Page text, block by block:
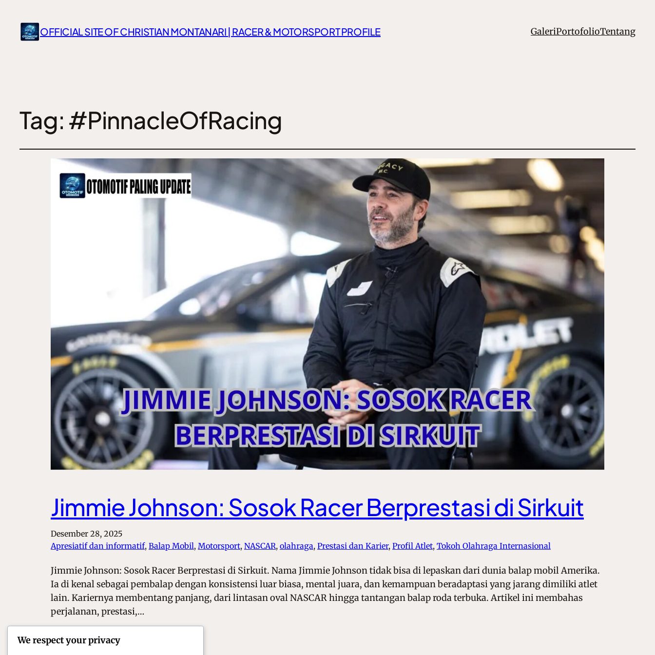
OFFICIAL SITE OF CHRISTIAN MONTANARI | RACER & MOTORSPORT PROFILE GaleriPortofolioTentang
Tag: #PinnacleOfRacing
Jimmie Johnson: Sosok Racer Berprestasi di Sirkuit
Desember 28, 2025
Apresiatif dan informatif, Balap Mobil, Motorsport, NASCAR, olahraga, Prestasi dan Karier, Profil Atlet, Tokoh Olahraga Internasional
Jimmie Johnson: Sosok Racer Berprestasi di Sirkuit. Nama Jimmie Johnson tidak bisa di lepaskan dari dunia balap mobil Amerika.
Ia di kenal sebagai pembalap dengan konsistensi luar biasa, mental juara, dan kemampuan beradaptasi yang jarang dimiliki atlet
lain. Kariernya membentang panjang, dari lintasan oval NASCAR hingga tantangan balap roda terbuka. Artikel ini membahas
perjalanan, prestasi,…
We respect your privacy